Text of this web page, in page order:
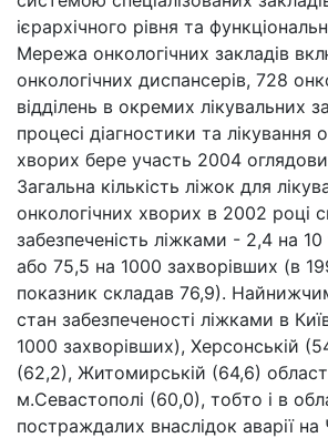
ієрархічного рівня та
Мережа онкологічних закладів
онкологічних диспансерів, 728
відділень в окремих лікувальних
процесі діагностики та лікування
хворих бере участь 2004
Загальна кількість ліжок для
онкологічних хворих в 2002 році
забезпеченість ліжками - 2,4 на
або 75,5 на 1000 захворівших (в
показник складав 76,9).
стан забезпеченості ліжками в
1000 захворівших), Херсонській
(62,2), Житомирській (64,6)
м.Севастополі (60,0), тобто і в
постраждалих внаслідок аварії